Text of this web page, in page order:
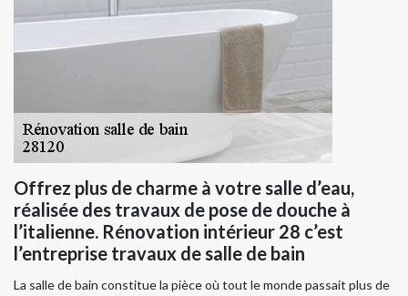
Offrez plus de charme à votre salle d’eau,
réalisée des travaux de pose de douche à
l’italienne. Rénovation intérieur 28 c’est
l’entreprise travaux de salle de bain
La salle de bain constitue la pièce où tout le monde passait plus de